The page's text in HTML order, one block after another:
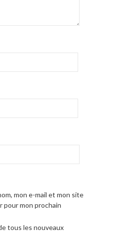
mon e-mail et mon site
pour mon prochain
tous les nouveaux